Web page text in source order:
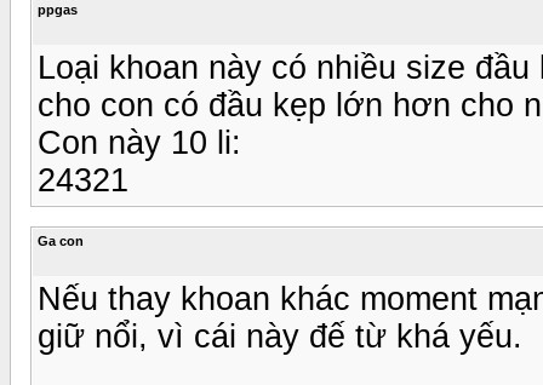
ppgas
Loại khoan này có nhiều size
cho con có đầu kẹp lớn hơn cho
Con này 10 li:
24321
Ga con
Nếu thay khoan khác moment
giữ nổi, vì cái này đế từ khá yếu.